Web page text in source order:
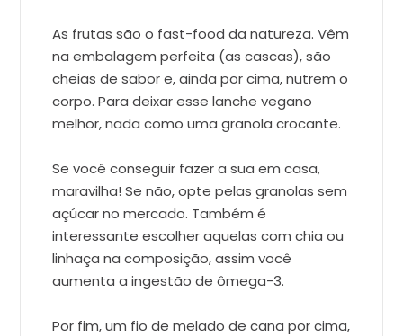
As frutas são o fast-food da natureza. Vêm
na embalagem perfeita (as cascas), são
cheias de sabor e, ainda por cima, nutrem o
corpo. Para deixar esse lanche vegano
melhor, nada como uma granola crocante.
Se você conseguir fazer a sua em casa,
maravilha! Se não, opte pelas granolas sem
açúcar no mercado. Também é
interessante escolher aquelas com chia ou
linhaça na composição, assim você
aumenta a ingestão de ômega-3.
Por fim, um fio de melado de cana por cima,